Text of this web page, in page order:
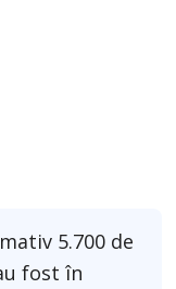
5.700 de
fost în